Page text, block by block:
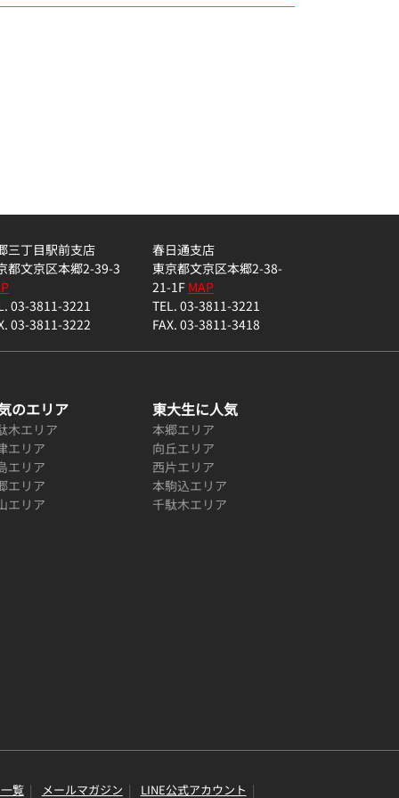
三丁目駅前支店
都文京区本郷2-39-3
03-3811-3221
03-3811-3222
春日通支店
東京都文京区本郷2-38-
21-1FMAP
TEL. 03-3811-3221
FAX. 03-3811-3418
のエリア
木エリア
エリア
エリア
エリア
エリア
東大生に人気
本郷エリア
向丘エリア
西片エリア
本駒込エリア
千駄木エリア
覧 メールマガジン LINE公式アカウント